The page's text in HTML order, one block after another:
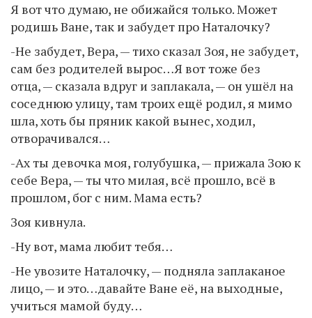
Я вот что думаю, не обижайся только. Может
родишь Ване, так и забудет про Наталочку?
-Не забудет, Вера, — тихо сказал Зоя, не забудет,
сам без родителей вырос…Я вот тоже без
отца, — сказала вдруг и заплакала, — он ушёл на
соседнюю улицу, там троих ещё родил, я мимо
шла, хоть бы пряник какой вынес, ходил,
отворачивался…
-Ах ты девочка моя, голубушка, — прижала Зою к
себе Вера, — ты что милая, всё прошло, всё в
прошлом, бог с ним. Мама есть?
Зоя кивнула.
-Ну вот, мама любит тебя…
-Не увозите Наталочку, — подняла заплаканое
лицо, — и это…давайте Ване её, на выходные,
учиться мамой буду…